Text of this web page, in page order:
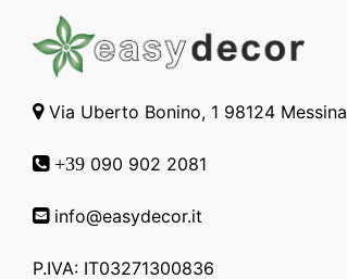
Via Uberto Bonino, 1 98124 Messina
+39 090 902 2081
info@easydecor.it
P.IVA: IT03271300836